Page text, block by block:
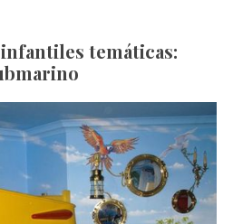
temáticas: